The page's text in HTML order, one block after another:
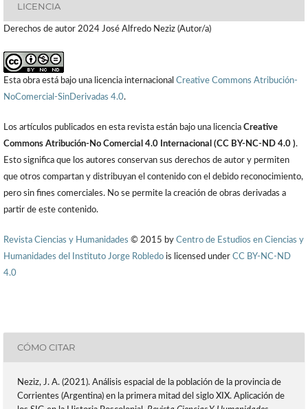
LICENCIA
Derechos de autor 2024 José Alfredo Neziz (Autor/a)
Esta obra está bajo una licencia internacional Creative Commons Atribución-
NoComercial-SinDerivadas 4.0.
Los artículos publicados en esta revista están bajo una licencia Creative
Commons Atribución-No Comercial 4.0 Internacional (CC BY-NC-ND 4.0 ).
Esto significa que los autores conservan sus derechos de autor y permiten
que otros compartan y distribuyan el contenido con el debido reconocimiento,
pero sin fines comerciales. No se permite la creación de obras derivadas a
partir de este contenido.
Revista Ciencias y Humanidades © 2015 by Centro de Estudios en Ciencias y
Humanidades del Instituto Jorge Robledo is licensed under CC BY-NC-ND
4.0
CÓMO CITAR
Neziz, J. A. (2021). Análisis espacial de la población de la provincia de
Corrientes (Argentina) en la primera mitad del siglo XIX. Aplicación de